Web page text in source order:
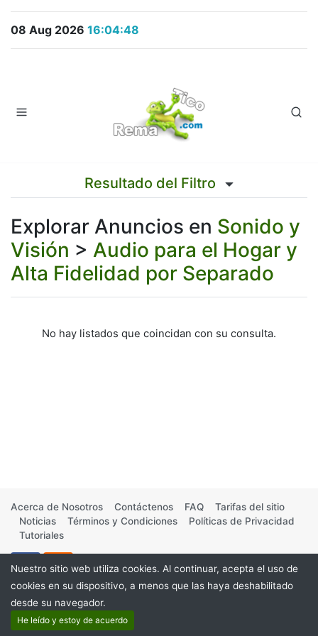
08 Aug 2026 16:04:48
Resultado del Filtro
Explorar Anuncios en Sonido y
Visión > Audio para el Hogar y
Alta Fidelidad por Separado
No hay listados que coincidan con su consulta.
Acerca de Nosotros Contáctenos FAQ
Tarifas del sitio
Noticias
Términos y Condiciones
Políticas de Privacidad
Tutoriales
Nuestro sitio web utiliza cookies. Al continuar, acepta el uso de
cookies en su dispositivo, a menos que las haya deshabilitado
desde su navegador.
He leído y estoy de acuerdo